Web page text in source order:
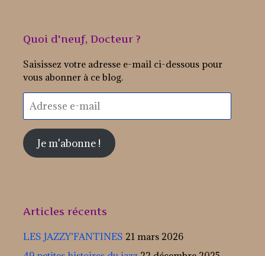
Quoi d'neuf, Docteur ?
Saisissez votre adresse e-mail ci-dessous pour
vous abonner à ce blog.
Adresse
e-
Je m'abonne !
Articles récents
LES JAZZY’FANTINES 21 mars 2026